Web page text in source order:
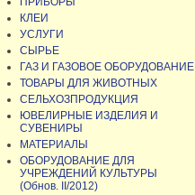
КЛЕИ
УСЛУГИ
СЫРЬЕ
ГАЗ И ГАЗОВОЕ ОБОРУДОВАНИЕ
ТОВАРЫ ДЛЯ ЖИВОТНЫХ
СЕЛЬХОЗПРОДУКЦИЯ
ЮВЕЛИРНЫЕ ИЗДЕЛИЯ И
СУВЕНИРЫ
МАТЕРИАЛЫ
ОБОРУДОВАНИЕ ДЛЯ
УЧРЕЖДЕНИЙ КУЛЬТУРЫ
(Обнов. II/2012)